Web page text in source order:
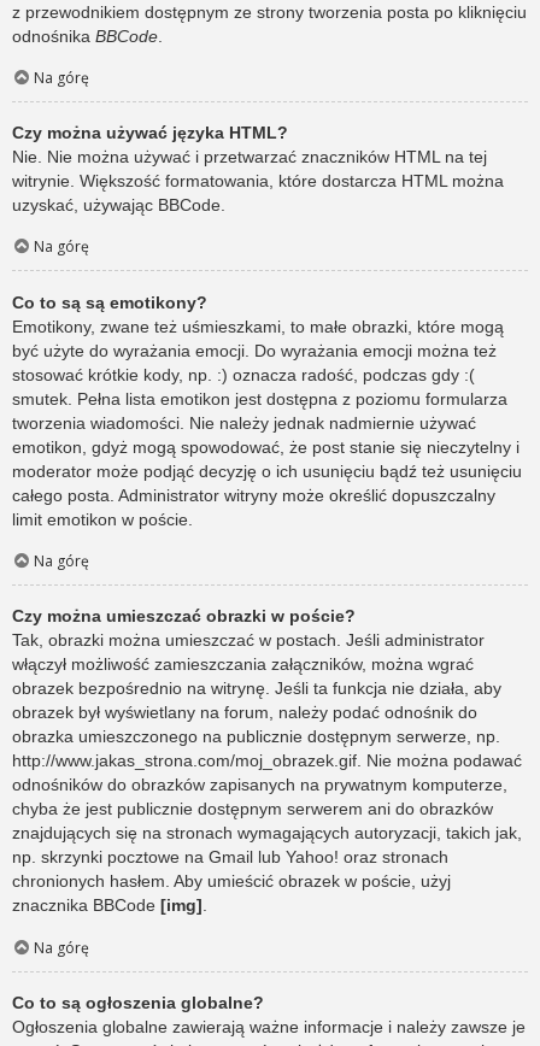
z przewodnikiem dostępnym ze strony tworzenia posta po kliknięciu
odnośnika BBCode
Na górę
Czy można używać języka HTML?
Nie. Nie można używać i przetwarzać znaczników HTML na tej
witrynie. Większość formatowania, które dostarcza HTML można
uzyskać, używając BBCode.
Na górę
Co to są są emotikony?
Emotikony, zwane też uśmieszkami, to małe obrazki, które mogą
być użyte do wyrażania emocji. Do wyrażania emocji można też
stosować krótkie kody, np. :) oznacza radość, podczas gdy :(
smutek. Pełna lista emotikon jest dostępna z poziomu formularza
tworzenia wiadomości. Nie należy jednak nadmiernie używać
emotikon, gdyż mogą spowodować, że post stanie się nieczytelny i
moderator może podjąć decyzję o ich usunięciu bądź też usunięciu
całego posta. Administrator witryny może określić dopuszczalny
limit emotikon w poście.
Na górę
Czy można umieszczać obrazki w poście?
Tak, obrazki można umieszczać w postach. Jeśli administrator
włączył możliwość zamieszczania załączników, można wgrać
obrazek bezpośrednio na witrynę. Jeśli ta funkcja nie działa, aby
obrazek był wyświetlany na forum, należy podać odnośnik do
obrazka umieszczonego na publicznie dostępnym serwerze, np.
http://www.jakas_strona.com/moj_obrazek.gif. Nie można podawać
odnośników do obrazków zapisanych na prywatnym komputerze,
chyba że jest publicznie dostępnym serwerem ani do obrazków
znajdujących się na stronach wymagających autoryzacji, takich jak,
np. skrzynki pocztowe na Gmail lub Yahoo! oraz stronach
chronionych hasłem. Aby umieścić obrazek w poście, użyj
znacznika BBCode [img].
Na górę
Co to są ogłoszenia globalne?
Ogłoszenia globalne zawierają ważne informacje i należy zawsze je